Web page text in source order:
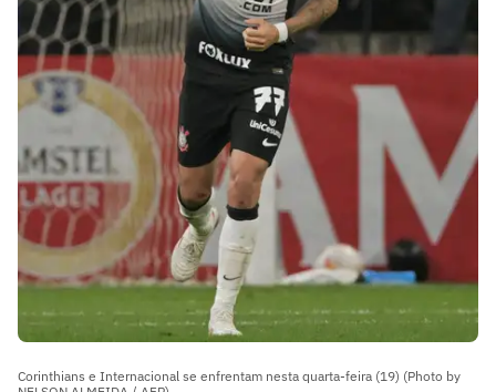
Corinthians e Internacional se enfrentam nesta quarta-feira (19) (Photo by